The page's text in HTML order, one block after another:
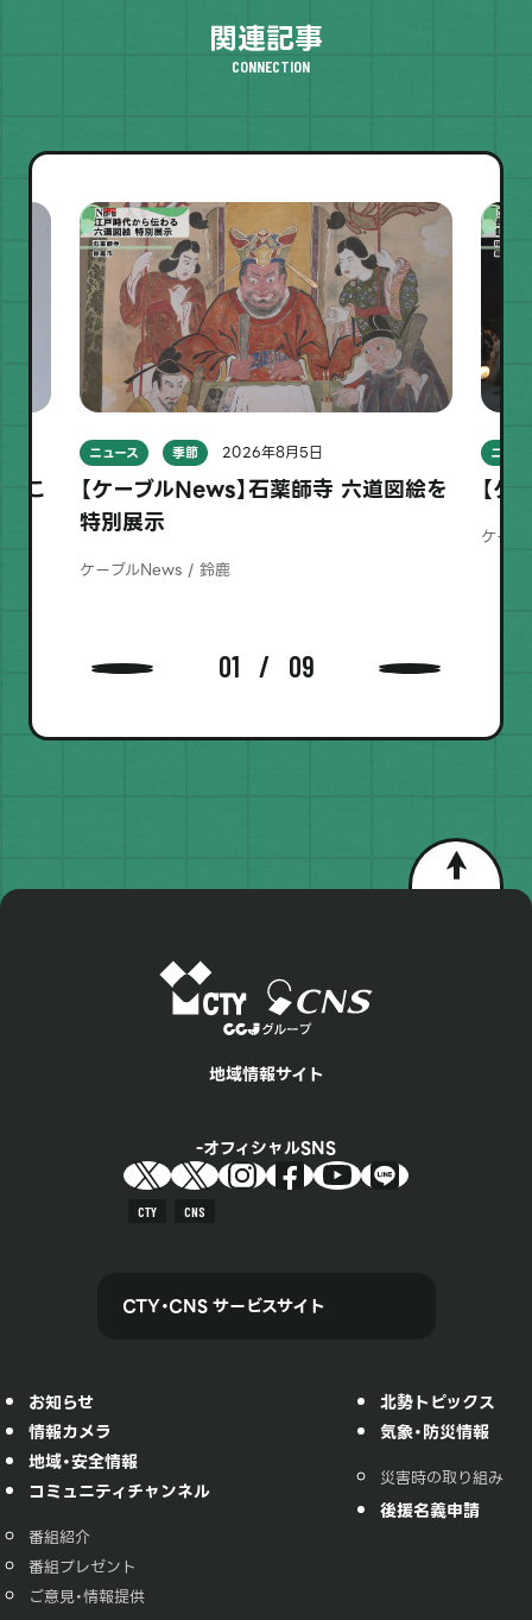
関連記事
CONNECTION
こ
ニュース 季節 2026年8月5日
【ケーブルNews】石薬師寺 六道図絵を
特別展示
ケーブルNews / 鈴鹿
ニュー
【ケ
ケー
01 09
地域情報サイト
オフィシャルSNS
CTY CNS
CTY・CNS サービスサイト
お知らせ
情報カメラ
地域・安全情報
コミュニティチャンネル
番組紹介
番組プレゼント
ご意見・情報提供
北勢トピックス
気象・防災情報
災害時の取り組み
後援名義申請